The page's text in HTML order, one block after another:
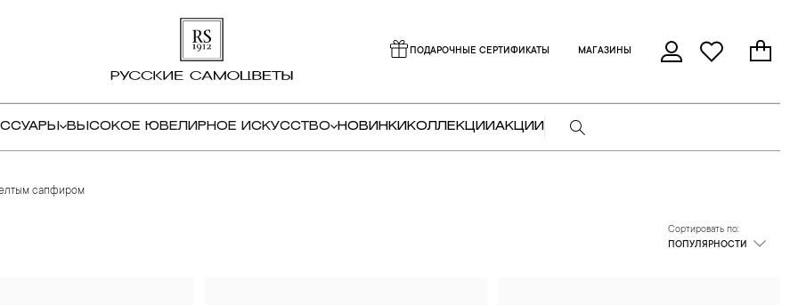
ПОДАРОЧНЫЕ СЕРТИФИКАТЫ МАГАЗИНЫ
ВЫСОКОЕ ЮВЕЛИРНОЕ ИСКУССТВО НОВИНКИ КОЛЛЕКЦИИАКЦИИ
сапфиром
Сортировать по:
ПОПУЛЯРНОСТИ